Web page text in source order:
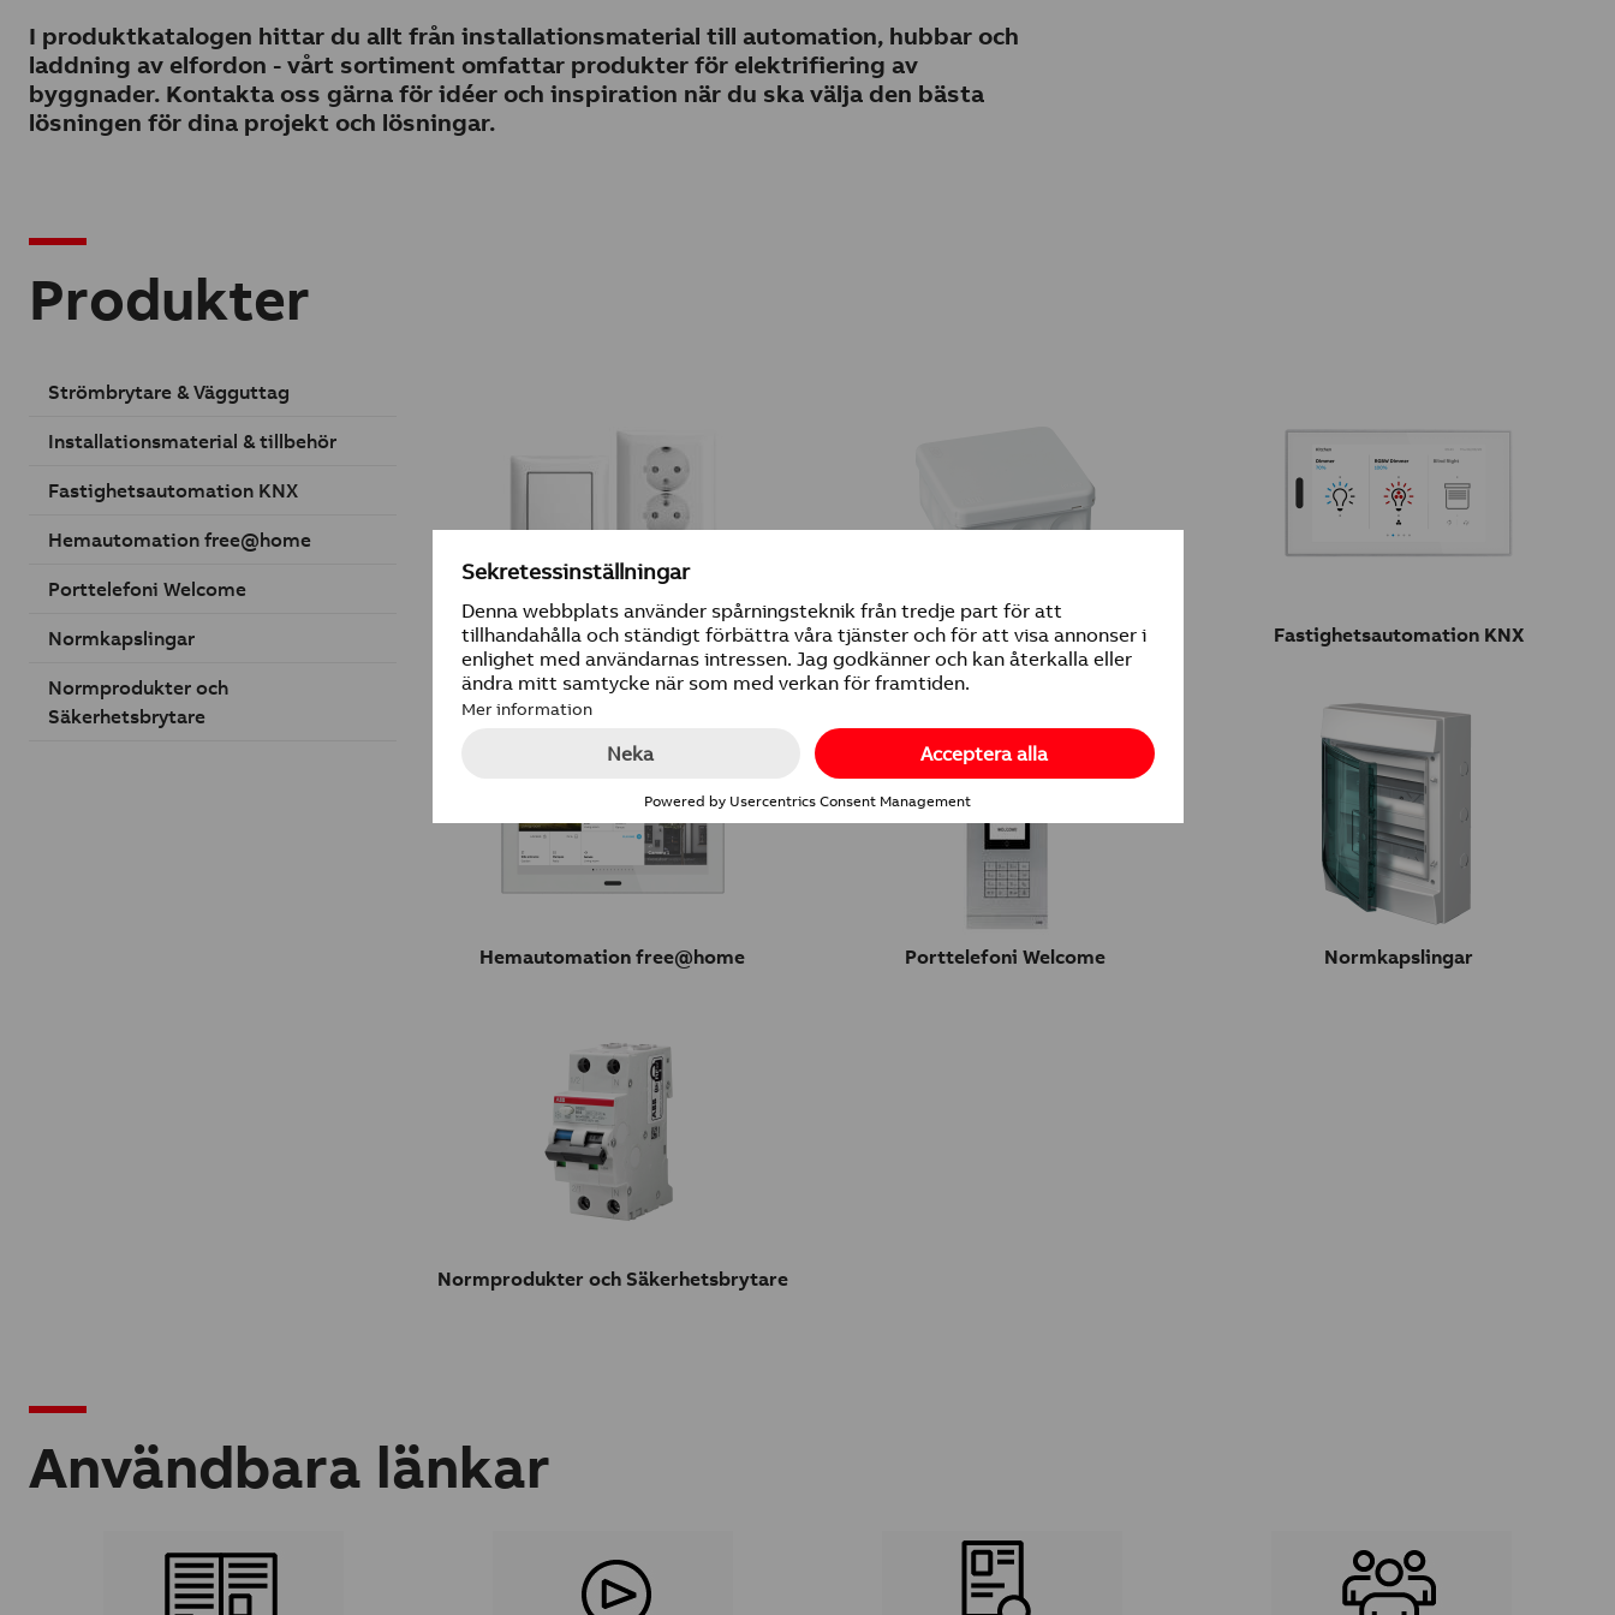
I produktkatalogen hittar du allt från installationsmaterial till automation, hubbar och
laddning av elfordon - vårt sortiment omfattar produkter för elektrifiering av
byggnader. Kontakta oss gärna för idéer och inspiration när du ska välja den bästa
lösningen för dina projekt och lösningar.
Produkter
Strömbrytare & Vägguttag
Installationsmaterial & tillbehör
Fastighetsautomation KNX
Hemautomation free@home
Porttelefoni Welcome
Normkapslingar
Normprodukter och
Säkerhetsbrytare
Strömbrytare & Vägguttag Installationsmaterial & tillbehör Fastighetsautomation KNX
Hemautomation free@home Porttelefoni Welcome Normkapslingar
Normprodukter och Säkerhetsbrytare
Användbara länkar